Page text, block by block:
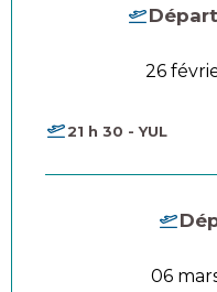
26
21 h 30 - YUL
06